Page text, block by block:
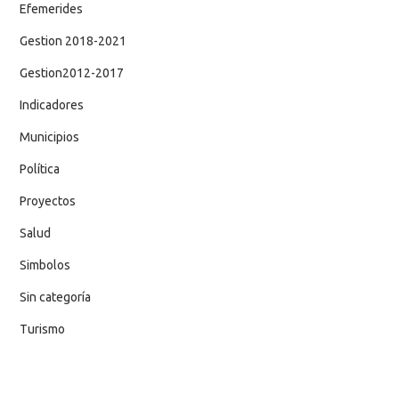
Efemerides
Gestion 2018-2021
Gestion2012-2017
Indicadores
Municipios
Política
Proyectos
Salud
Simbolos
Sin categoría
Turismo